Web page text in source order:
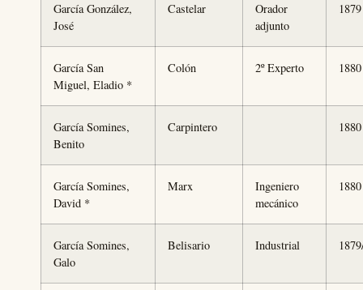
García González,
José
Castelar
Orador
adjunto
1879
García San
Miguel, Eladio *
Colón 2º Experto 1880
García Somines,
Benito
Carpintero 1880
García Somines,
David *
Marx
Ingeniero
mecánico
1880
García Somines,
Galo
Belisario Industrial